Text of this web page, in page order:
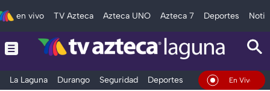
en vivo TV Azteca Azteca UNO Azteca 7 Deportes
La Laguna Durango Seguridad Deportes Entretenimiento
En Vivo